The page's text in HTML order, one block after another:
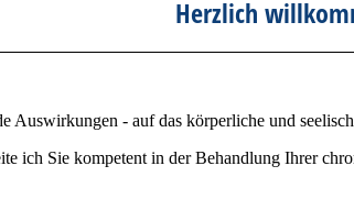
Herzlich
Auswirkungen - auf das körperliche und
ich Sie kompetent in der Behandlung Ihrer